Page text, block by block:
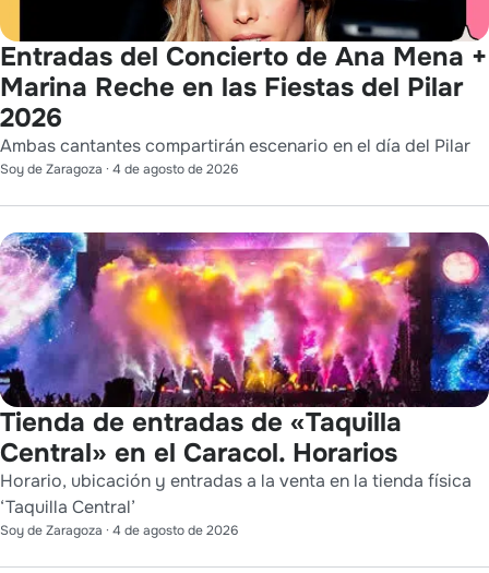
Entradas del Concierto de Ana Mena +
Marina Reche en las Fiestas del Pilar
2026
Ambas cantantes compartirán escenario en el día del Pilar
Soy de Zaragoza · 4 de agosto de 2026
Tienda de entradas de «Taquilla
Central» en el Caracol. Horarios
Horario, ubicación y entradas a la venta en la tienda física
‘Taquilla Central’
Soy de Zaragoza · 4 de agosto de 2026